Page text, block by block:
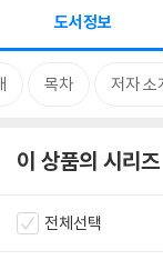
도서정보
목차 저자 소
이 상품의 시리즈
전체선택